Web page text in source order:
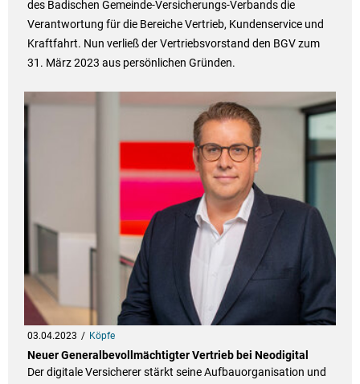
des Badischen Gemeinde-Versicherungs-Verbands die
Verantwortung für die Bereiche Vertrieb, Kundenservice und
Kraftfahrt. Nun verließ der Vertriebsvorstand den BGV zum
31. März 2023 aus persönlichen Gründen.
03.04.2023 Köpfe
Neuer Generalbevollmächtigter Vertrieb bei Neodigital
Der digitale Versicherer stärkt seine Aufbauorganisation und